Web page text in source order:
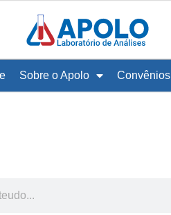
Sobre o Apolo Convênios